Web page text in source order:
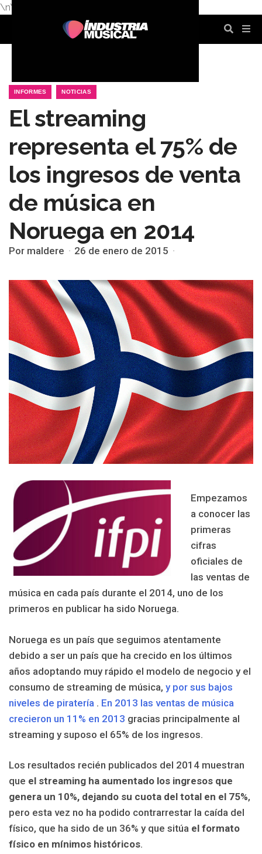
\n\n
INFORMES NOTICIAS
El streaming
representa el 75% de
los ingresos de venta
de música en
Noruega en 2014
Por maldere 26 de enero de 2015
Empezamos
a conocer las
primeras
cifras
oficiales de
las ventas de
música en cada país durante el 2014, uno de los
primeros en publicar ha sido Noruega.
Noruega es un país que seguimos atentamente
debido a ser un país que ha crecido en los últimos
años adoptando muy rápido el modelo de negocio y el
consumo de streaming de música, y por sus bajos
niveles de piratería . En 2013 las ventas de música
crecieron un 11% en 2013 gracias principalmente al
streaming y suposo el 65% de los ingresos.
Los resultados recién publicados del 2014 muestran
que el streaming ha aumentado los ingresos que
genera un 10%, dejando su cuota del total en el 75%,
pero esta vez no ha podido contrarrestar la caída del
físico, que ha sido de un 36% y que sitúa el formato
físico en mínimos históricos.